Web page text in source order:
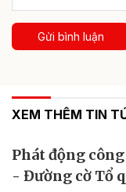
Gửi bình luận
XEM THÊM TIN
Phát động
- Đường cờ Tổ